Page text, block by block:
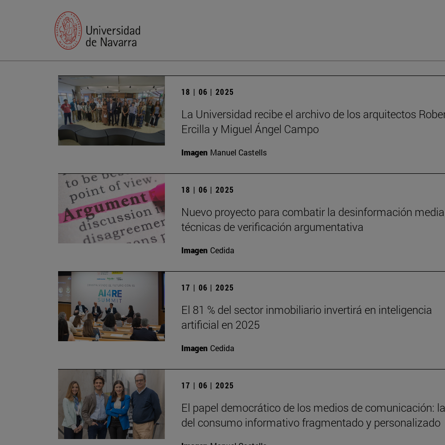
18 | 06 | 2025
La Universidad recibe el archivo de los arquitectos
Ercilla y Miguel Ángel Campo
Imagen Manuel Castells
18 | 06 | 2025
Nuevo proyecto para combatir la desinformación
técnicas de verificación argumentativa
Imagen Cedida
17 | 06 | 2025
El 81 % del sector inmobiliario invertirá en inteligencia
artificial en 2025
Imagen Cedida
17 | 06 | 2025
El papel democrático de los medios de comunicación:
del consumo informativo fragmentado y personalizado